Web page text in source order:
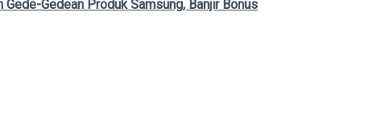
Gede-Gedean Produk Samsung, Banjir Bonus